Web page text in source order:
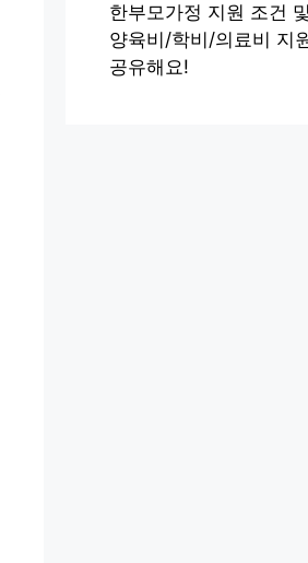
한부모가정 지원 조건
양육비/학비/의료비 지
공유해요!